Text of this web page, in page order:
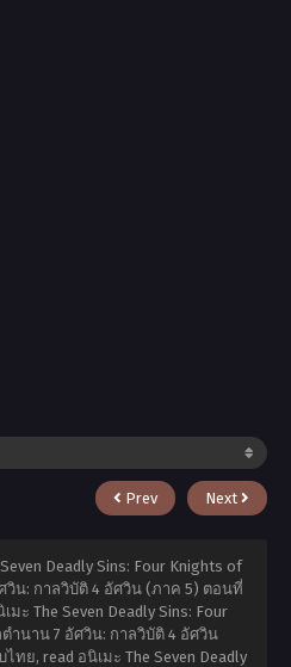
Prev Next
Deadly Sins: Four Knights of
วิน: กาลวิบัติ 4 อัศวิน (ภาค 5) ตอนที่
ะ The Seven Deadly Sins: Four
ำนาน 7 อัศวิน: กาลวิบัติ 4 อัศวิน
ย, read อนิเมะ The Seven Deadly